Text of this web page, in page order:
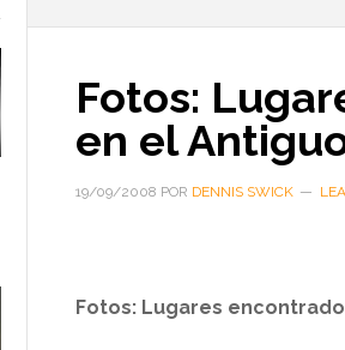
Fotos:
en el
19/09/2008 POR DENNIS SWICK
Fotos: Lugares